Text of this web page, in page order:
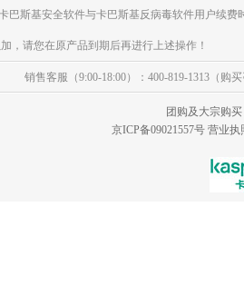
巴斯基安全软件与卡巴斯基反病毒软件用户续
请您在原产品到期后再进行上述操作！
销售客服（9:00-18:00）：400-819-1313（购
团购及大宗购买
京ICP备09021557号 营业执